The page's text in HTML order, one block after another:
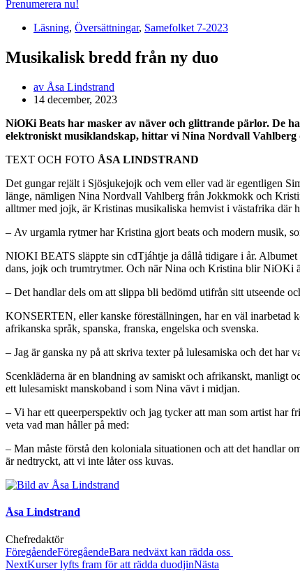
Prenumerera nu!
Läsning, Översättningar, Samefolket 7-2023
Musikalisk bredd från ny duo
av Åsa Lindstrand
14 december, 2023
NiOKi Beats har masker av näver och glittrande pärlor. De
elektroniskt musiklandskap, hittar vi Nina Nordvall Vahlberg
TEXT OCH FOTO ÅSA LINDSTRAND
Det gungar rejält i Sjösjukejojk och vem eller vad är egentligen
länge, nämligen Nina Nordvall Vahlberg från Jokkmokk och
alltmer med jojk, är Kristinas musikaliska hemvist i västafrika där
– Av urgamla rytmer har Kristina gjort beats och modern musik,
NIOKI BEATS släppte sin cdTjáhtje ja dållå tidigare i år. Albumet
dans, jojk och trumtrytmer. Och när Nina och Kristina blir NiOKi
– Det handlar dels om att slippa bli bedömd utifrån sitt utseende
KONSERTEN, eller kanske föreställningen, har en väl inarbetad
afrikanska språk, spanska, franska, engelska och svenska.
– Jag är ganska ny på att skriva texter på lulesamiska och det har
Scenkläderna är en blandning av samiskt och afrikanskt, manligt
ett lulesamiskt manskoband i som Nina vävt i midjan.
– Vi har ett queerperspektiv och jag tycker att man som artist har
veta vad man håller på med:
– Man måste förstå den koloniala situationen och att det handlar
är nedtryckt, att vi inte låter oss kuvas.
Åsa Lindstrand
Chefredaktör
FöregåendeFöregåendeBara nedväxt kan rädda oss
NextKurser lyfts fram för att rädda duodjinNästa